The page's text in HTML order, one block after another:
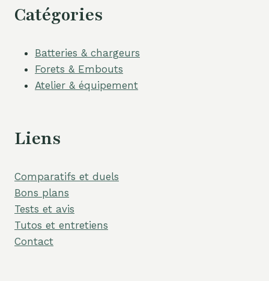
Catégories
Batteries & chargeurs
Forets & Embouts
Atelier & équipement
Liens
Comparatifs et duels
Bons plans
Tests et avis
Tutos et entretiens
Contact